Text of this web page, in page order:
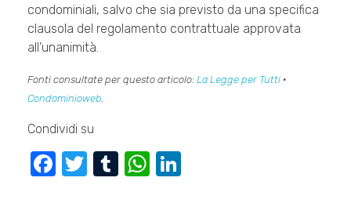
condominiali, salvo che sia previsto da una specifica
clausola del regolamento contrattuale approvata
all’unanimità.
Fonti consultate per questo articolo: La Legge per Tutti ·
Condominioweb.
Condividi su
F
T
T
W